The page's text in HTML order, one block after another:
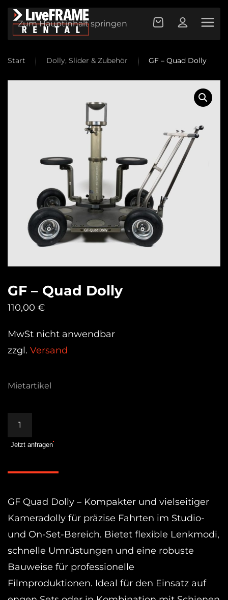
Zum Hauptinhalt springen
Start Dolly, Slider & Zubehör GF – Quad Dolly
GF – Quad Dolly
110,00 €
MwSt nicht anwendbar
zzgl. Versand
Mietartikel
Quad
Menge
Jetzt anfragen
GF Quad Dolly – Kompakter und vielseitiger
Kameradolly für präzise Fahrten im Studio-
und On-Set-Bereich. Bietet flexible Lenkmodi,
schnelle Umrüstungen und eine robuste
Bauweise für professionelle
Filmproduktionen. Ideal für den Einsatz auf